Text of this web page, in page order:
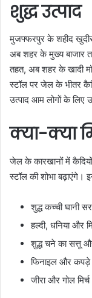
शुद्ध उत्पाद
मुजफ्फरपुर के शहीद
अब शहर के मुख्य बाजार
तहत, अब शहर के खादी
स्टॉल पर जेल के भीतर
उत्पाद आम लोगों के लिए
क्या-क्या
जेल के कारखानों में कैदियों
स्टॉल की शोभा बढ़ाएंगे।
शुद्ध कच्ची घानी
हल्दी, धनिया और
शुद्ध चने का सत्तू
फिनाइल और कपड़े
जीरा और गोल मिर्च